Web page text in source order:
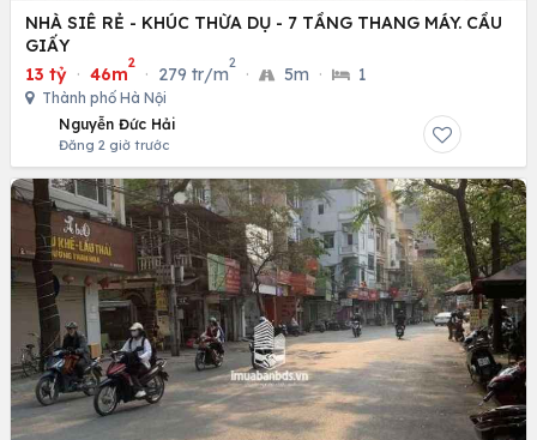
NHÀ SIÊ RẺ - KHÚC THỪA DỤ - 7 TẦNG THANG MÁY. CẦU
GIẤY
13 tỷ · 46m
2
· 279 tr/m
2
· 5m · 1
Thành phố Hà Nội
Nguyễn Đức Hải
Đăng 2 giờ trước